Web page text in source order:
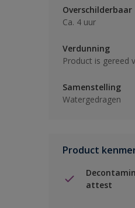
Overschilderbaar
Ca. 4 uur
Verdunning
Product is gereed
Samenstelling
Watergedragen
Product
attest